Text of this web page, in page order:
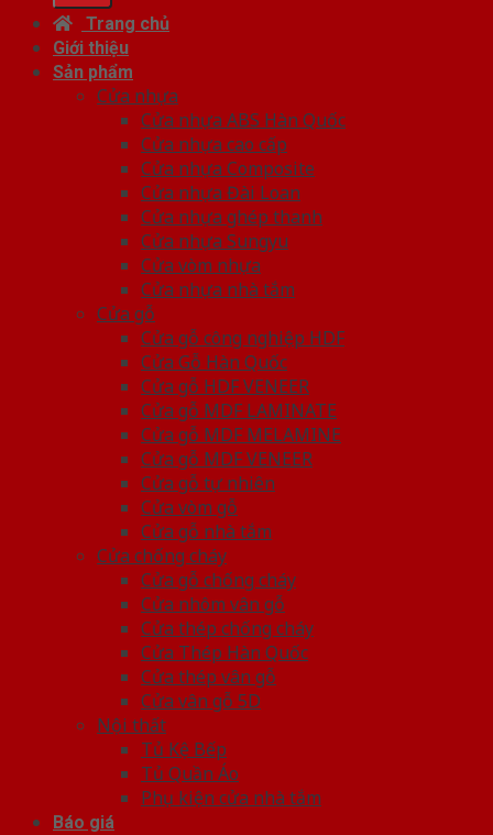
Trang chủ
Giới thiệu
Sản phẩm
Cửa nhựa
Cửa nhựa ABS Hàn Quốc
Cửa nhựa cao cấp
Cửa nhựa Composite
Cửa nhựa Đài Loan
Cửa nhựa ghép thanh
Cửa nhựa Sungyu
Cửa vòm nhựa
Cửa nhựa nhà tắm
Cửa gỗ
Cửa gỗ công nghiệp HDF
Cửa Gỗ Hàn Quốc
Cửa gỗ HDF VENEER
Cửa gỗ MDF LAMINATE
Cửa gỗ MDF MELAMINE
Cửa gỗ MDF VENEER
Cửa gỗ tự nhiên
Cửa vòm gỗ
Cửa gỗ nhà tắm
Cửa chống cháy
Cửa gỗ chống cháy
Cửa nhôm vân gỗ
Cửa thép chống cháy
Cửa Thép Hàn Quốc
Cửa thép vân gỗ
Cửa vân gỗ 5D
Nội thất
Tủ Kệ Bếp
Tủ Quần Áo
Phụ kiện cửa nhà tắm
Báo giá